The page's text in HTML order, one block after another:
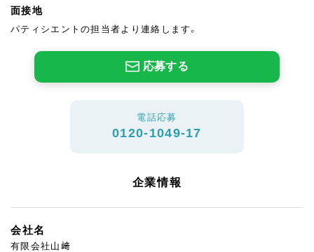
面接地
パティシエントの担当者より連絡します。
応募する
電話応募
0120-1049-17
企業情報
会社名
有限会社山﨑